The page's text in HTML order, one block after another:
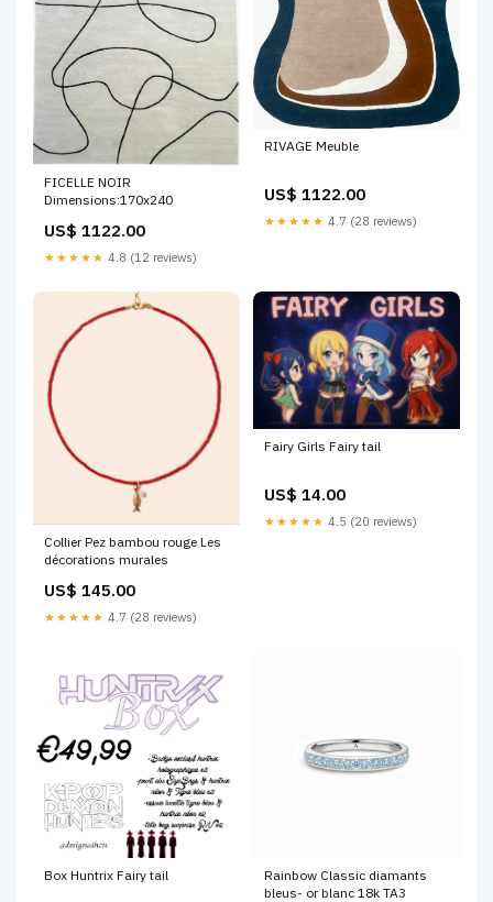
FICELLE NOIR
Dimensions:170x240
US$ 1122.00
★★★★★ 4.8 (12 reviews)
RIVAGE Meuble
US$ 1122.00
★★★★★ 4.7 (28 reviews)
Collier Pez bambou rouge Les
décorations murales
US$ 145.00
★★★★★ 4.7 (28 reviews)
Fairy Girls Fairy tail
US$ 14.00
★★★★★ 4.5 (20 reviews)
Box Huntrix Fairy tail
Rainbow Classic diamants
bleus- or blanc 18k TA3